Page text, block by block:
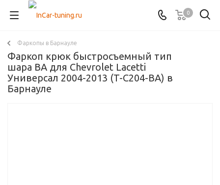
0
Фаркопы в Барнауле
Фаркоп крюк быстросъемный тип
шара BA для Chevrolet Lacetti
Универсал 2004-2013 (T-C204-BA) в
Барнауле